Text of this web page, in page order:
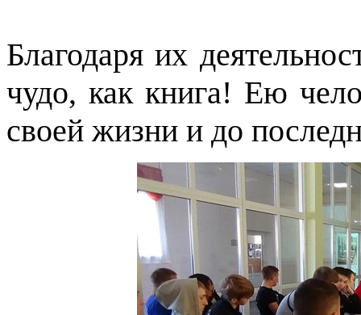
Благодаря их
чудо, как книга! Ею
своей жизни и до